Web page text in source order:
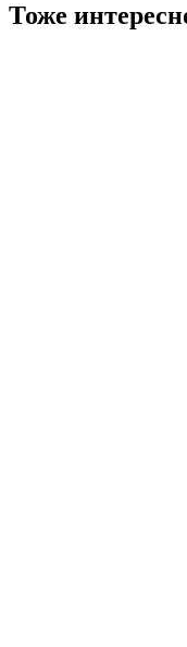
Тоже